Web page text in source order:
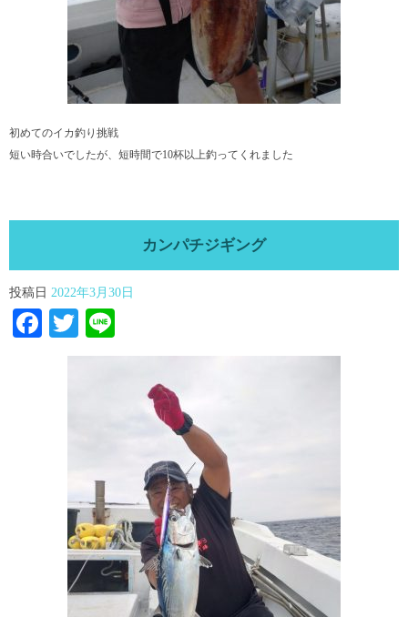
初めてのイカ釣り挑戦
短い時合いでしたが、短時間で10杯以上釣ってくれました
カンパチジギング
投稿日 2022年3月30日
Facebook
Twitter